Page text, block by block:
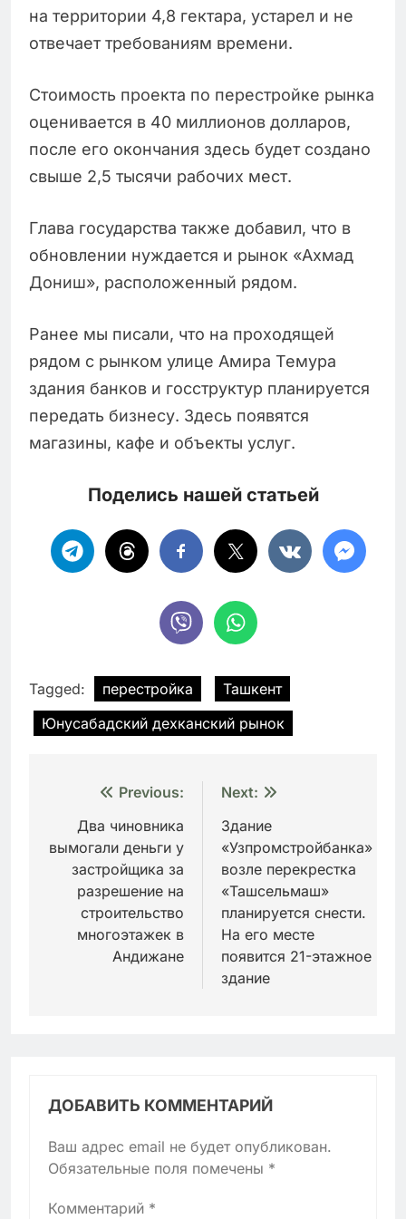
на территории 4,8 гектара, устарел и не
отвечает требованиям времени.
Стоимость проекта по перестройке рынка
оценивается в 40 миллионов долларов,
после его окончания здесь будет создано
свыше 2,5 тысячи рабочих мест.
Глава государства также добавил, что в
обновлении нуждается и рынок «Ахмад
Дониш», расположенный рядом.
Ранее мы писали, что на проходящей
рядом с рынком улице Амира Темура
здания банков и госструктур планируется
передать бизнесу. Здесь появятся
магазины, кафе и объекты услуг.
Поделись нашей статьей
Tagged: перестройка
Ташкент
Юнусабадский дехканский рынок
Навигация
записям
Previous:
Два чиновника
вымогали деньги у
застройщика за
разрешение на
строительство
многоэтажек в
Андижане
Next:
Здание
«Узпромстройбанка»
возле перекрестка
«Ташсельмаш»
планируется снести.
На его месте
появится 21-этажное
здание
ДОБАВИТЬ КОММЕНТАРИЙ
Ваш адрес email не будет опубликован.
Обязательные поля помечены *
Комментарий *